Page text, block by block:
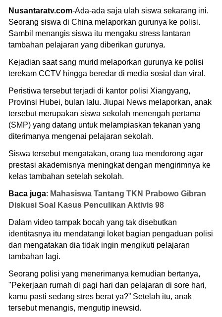
Nusantaratv.com-Ada-ada saja ulah siswa sekarang ini.
Seorang siswa di China melaporkan gurunya ke polisi.
Sambil menangis siswa itu mengaku stress lantaran
tambahan pelajaran yang diberikan gurunya.
Kejadian saat sang murid melaporkan gurunya ke polisi
terekam CCTV hingga beredar di media sosial dan viral.
Peristiwa tersebut terjadi di kantor polisi Xiangyang,
Provinsi Hubei, bulan lalu. Jiupai News melaporkan, anak
tersebut merupakan siswa sekolah menengah pertama
(SMP) yang datang untuk melampiaskan tekanan yang
diterimanya mengenai pelajaran sekolah.
Siswa tersebut mengatakan, orang tua mendorong agar
prestasi akademisnya meningkat dengan mengirimnya ke
kelas tambahan setelah sekolah.
Baca juga: Mahasiswa Tantang TKN Prabowo Gibran
Diskusi Soal Kasus Penculikan Aktivis 98
Dalam video tampak bocah yang tak disebutkan
identitasnya itu mendatangi loket bagian pengaduan polisi
dan mengatakan dia tidak ingin mengikuti pelajaran
tambahan lagi.
Seorang polisi yang menerimanya kemudian bertanya,
"Pekerjaan rumah di pagi hari dan pelajaran di sore hari,
kamu pasti sedang stres berat ya?” Setelah itu, anak
tersebut menangis, mengutip inewsid.